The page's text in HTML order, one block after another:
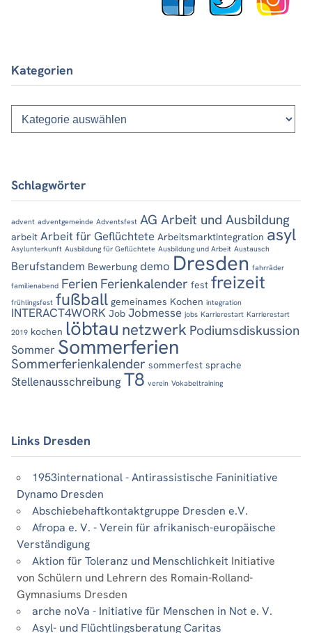
Kategorien
Kategorien
Schlagwörter
advent adventgemeinde Adventsfest AG Arbeit und Ausbildung
arbeit Arbeit für Geflüchtete Arbeitsmarktintegration asyl
Asylunterkunft Ausbildung für Geflüchtete Ausbildung und Arbeit Austausch
Berufstandem Bewerbung demo Dresden fahrräder
familienabend Ferien Ferienkalender fest freizeit
frühlingsfest fußball gemeinames Kochen integration
INTERACT4WORK Job Jobmesse jobs Karrierestart Karrierestart
2019 kochen löbtau netzwerk Podiumsdiskussion
Sommer Sommerferien
Sommerferienkalender sommerfest sprache
Stellenausschreibung T8 verein Vokabeltraining
Links Dresden
1953international - Antirassistische Faninitiative
Dynamo Dresden
Abschiebehaftkontaktgruppe Dresden e.V.
Afropa e. V. - Verein für afrikanisch-europäische
Verständigung
Aktion für Toleranz und Menschlichkeit Initiative
von Schülern und Lehrern des Romain-Rolland-
Gymnasiums Dresden
arche noVa - Initiative für Menschen in Not e. V.
Asyl- und Flüchtlingsberatung Caritas